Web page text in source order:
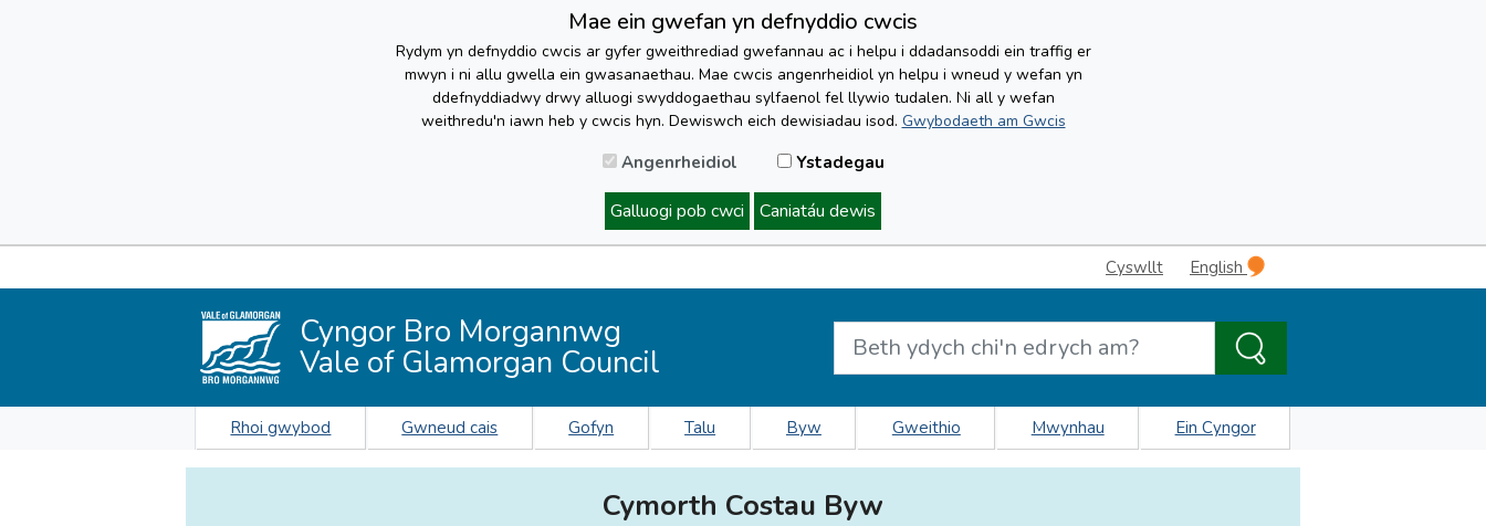
Mae ein gwefan yn defnyddio cwcis
Rydym yn defnyddio cwcis ar gyfer gweithrediad gwefannau ac i helpu i ddadansoddi ein traffig er
mwyn i ni allu gwella ein gwasanaethau. Mae cwcis angenrheidiol yn helpu i wneud y wefan yn
ddefnyddiadwy drwy alluogi swyddogaethau sylfaenol fel llywio tudalen. Ni all y wefan
weithredu'n iawn heb y cwcis hyn. Dewiswch eich dewisiadau isod. Gwybodaeth am Gwcis
Angenrheidiol Ystadegau
Galluogi pob cwci Caniatáu dewis
Cyswllt English
Cyngor Bro Morgannwg
Vale of Glamorgan Council
Rhoi gwybod Gwneud cais Gofyn Talu Byw Gweithio Mwynhau Ein Cyngor
Cymorth Costau Byw